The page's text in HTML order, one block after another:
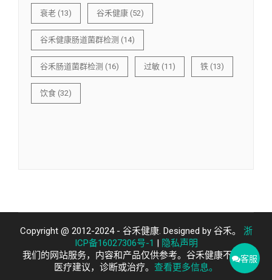
衰老 (13) 谷禾健康 (52)
谷禾健康肠道菌群检测 (14)
谷禾肠道菌群检测 (16) 过敏 (11) 铁 (13)
饮食 (32)
Copyright @ 2012-2024 - 谷禾健康. Designed by 谷禾。 浙
ICP备16027306号-1 | 隐私声明
我们的网站服务，内容和产品仅供参考。谷禾健康不提供
医疗建议，诊断或治疗。 查看更多信息。
客服